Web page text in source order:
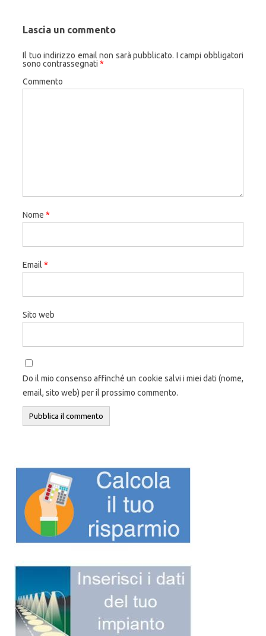
Lascia un commento
Il tuo indirizzo email non sarà pubblicato. I campi obbligatori
sono contrassegnati *
Commento
Nome *
Email *
Sito web
Do il mio consenso affinché un cookie salvi i miei dati (nome,
email, sito web) per il prossimo commento.